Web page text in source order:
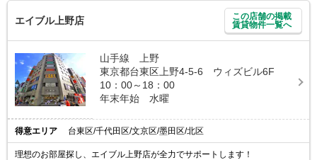
エイブル上野店
この店舗の掲載
賃貸物件一覧へ
山手線 上野
東京都台東区上野4-5-6 ウィズビル6F
10：00～18：00
年末年始 水曜
得意エリア 台東区/千代田区/文京区/墨田区/北区
理想のお部屋探し、エイブル上野店が全力でサポートします！